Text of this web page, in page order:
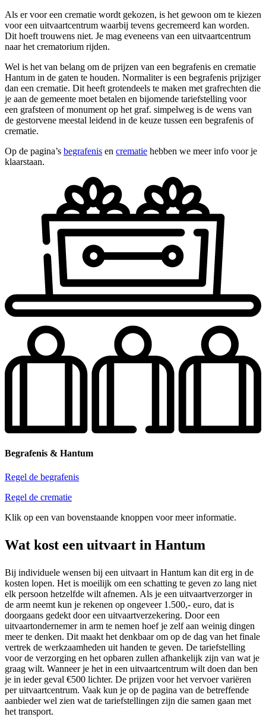
Als er voor een crematie wordt gekozen, is het gewoon om te kiezen
voor een uitvaartcentrum waarbij tevens gecremeerd kan worden.
Dit hoeft trouwens niet. Je mag eveneens van een uitvaartcentrum
naar het crematorium rijden.
Wel is het van belang om de prijzen van een begrafenis en crematie
Hantum in de gaten te houden. Normaliter is een begrafenis prijziger
dan een crematie. Dit heeft grotendeels te maken met grafrechten die
je aan de gemeente moet betalen en bijomende tariefstelling voor
een grafsteen of monument op het graf. simpelweg is de wens van
de gestorvene meestal leidend in de keuze tussen een begrafenis of
crematie.
Op de pagina’s begrafenis en crematie hebben we meer info voor je
klaarstaan.
Begrafenis & Hantum
Regel de begrafenis
Regel de crematie
Klik op een van bovenstaande knoppen voor meer informatie.
Wat kost een uitvaart in Hantum
Bij individuele wensen bij een uitvaart in Hantum kan dit erg in de
kosten lopen. Het is moeilijk om een schatting te geven zo lang niet
elk persoon hetzelfde wilt afnemen. Als je een uitvaartverzorger in
de arm neemt kun je rekenen op ongeveer 1.500,- euro, dat is
doorgaans gedekt door een uitvaartverzekering. Door een
uitvaartondernemer in arm te nemen hoef je zelf aan weinig dingen
meer te denken. Dit maakt het denkbaar om op de dag van het finale
vertrek de werkzaamheden uit handen te geven. De tariefstelling
voor de verzorging en het opbaren zullen afhankelijk zijn van wat je
graag wilt. Wanneer je het in een uitvaartcentrum wilt doen dan ben
je in ieder geval €500 lichter. De prijzen voor het vervoer variëren
per uitvaartcentrum. Vaak kun je op de pagina van de betreffende
aanbieder wel zien wat de tariefstellingen zijn die samen gaan met
het transport.